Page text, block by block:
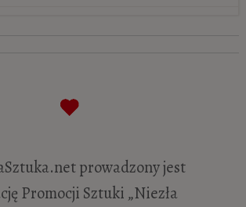
prowadzony jest
Promocji Sztuki „Niezła